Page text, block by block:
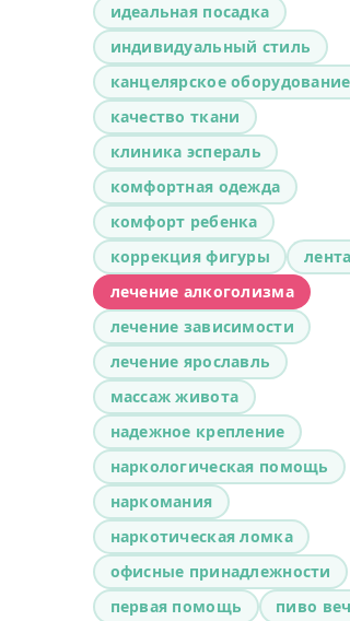
идеальная посадка
индивидуальный стиль
канцелярское оборудование
качество ткани
клиника эспераль
комфортная одежда
комфорт ребенка
коррекция фигуры
лечение алкоголизма
лечение зависимости
лечение ярославль
массаж живота
надежное крепление
наркологическая помощь
наркомания
наркотическая ломка
офисные принадлежности
первая помощь
пиво